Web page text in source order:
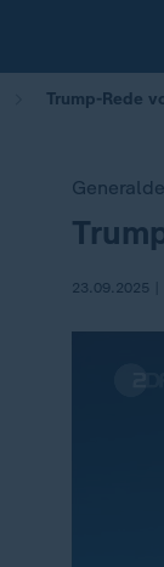
Trump-Rede
:
23.09.2025 |